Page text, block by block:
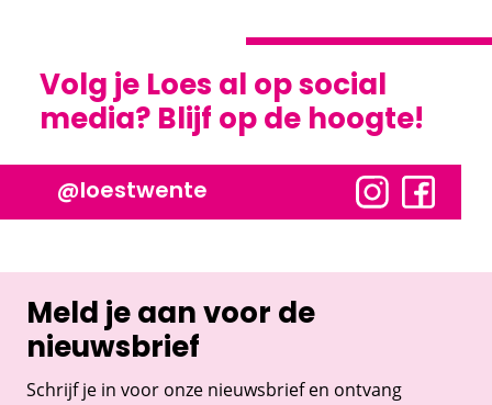
Volg je Loes al op social
media? Blijf op de hoogte!
@loestwente
Meld je aan voor de
nieuwsbrief
Schrijf je in voor onze nieuwsbrief en ontvang